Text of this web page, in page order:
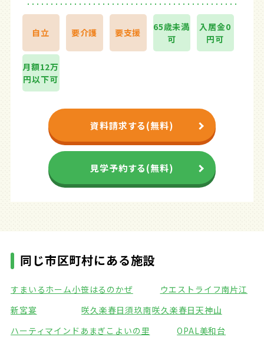
自立 要介護 要支援
65歳未満
可
入居金0
円可
月額12万
円以下可
資料請求する(無料)
見学予約する(無料)
同じ市区町村にある施設
すまいるホーム小笹はるのかぜ
ウエストライフ南片江
新宮宴
咲久楽春日須玖南咲久楽春日天神山
ハーティマインドあまぎ こよいの里
OPAL美和台